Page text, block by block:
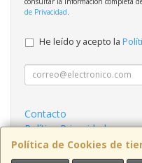
Política de Cookies de
de Privacidad
He leído y acepto la
Contacto
Política Privacidad
Condiciones de Compra